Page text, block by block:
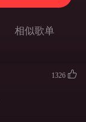
相似歌单
1326